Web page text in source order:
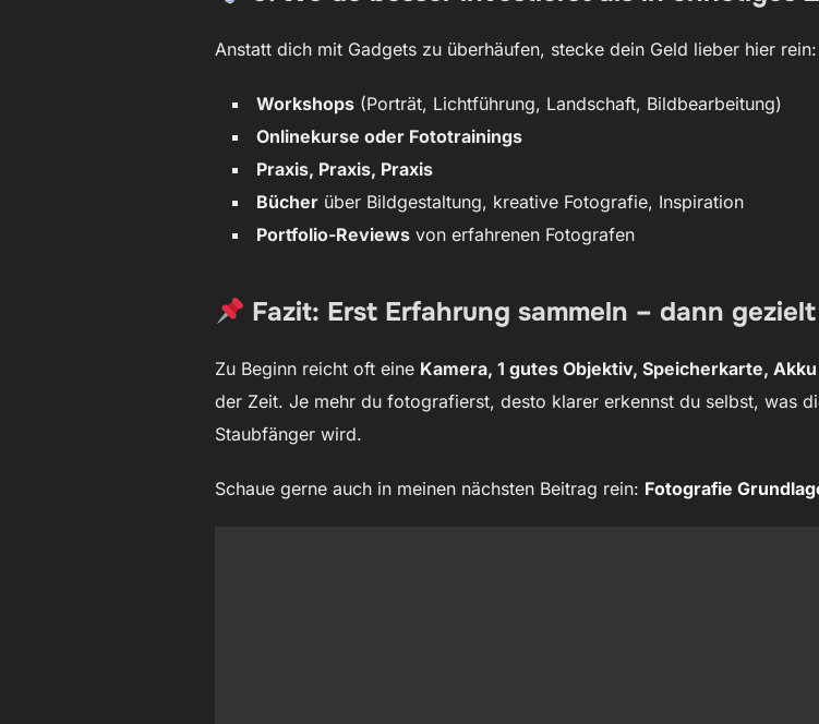
Anstatt dich mit Gadgets zu überhäufen, stecke dein Geld lieber hier rein:
Workshops (Porträt, Lichtführung, Landschaft, Bildbearbeitung)
Onlinekurse oder Fototrainings
Praxis, Praxis, Praxis
Bücher über Bildgestaltung, kreative Fotografie, Inspiration
Portfolio-Reviews von erfahrenen Fotografen
Fazit: Erst Erfahrung sammeln – dann
Zu Beginn reicht oft eine Kamera, 1 gutes Objektiv, Speicherkarte,
der Zeit. Je mehr du fotografierst, desto klarer erkennst du selbst, was
Staubfänger wird.
Schaue gerne auch in meinen nächsten Beitrag rein: Fotografie